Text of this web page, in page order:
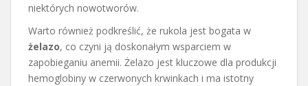
niektórych nowotworów.
Warto również podkreślić, że rukola jest bogata w
żelazo, co czyni ją doskonałym wsparciem w
zapobieganiu anemii. Żelazo jest kluczowe dla produkcji
hemoglobiny w czerwonych krwinkach i ma istotny